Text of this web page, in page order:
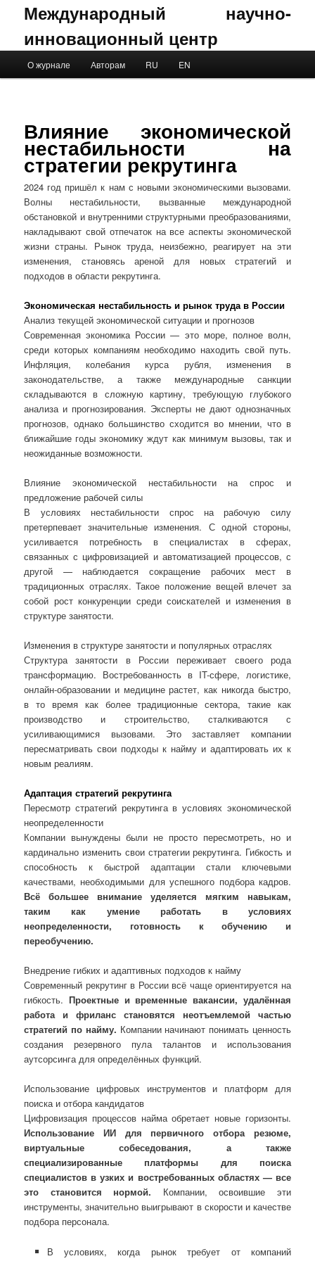
Международный научно-
инновационный центр
Skip to primary content
Skip to secondary content
О журнале Авторам RU EN
Влияние экономической
нестабильности на
стратегии рекрутинга
2024 год пришёл к нам с новыми экономическими вызовами.
Волны нестабильности, вызванные международной
обстановкой и внутренними структурными преобразованиями,
накладывают свой отпечаток на все аспекты экономической
жизни страны. Рынок труда, неизбежно, реагирует на эти
изменения, становясь ареной для новых стратегий и
подходов в области рекрутинга.
Экономическая нестабильность и рынок труда в России
Анализ текущей экономической ситуации и прогнозов
Современная экономика России — это море, полное волн,
среди которых компаниям необходимо находить свой путь.
Инфляция, колебания курса рубля, изменения в
законодательстве, а также международные санкции
складываются в сложную картину, требующую глубокого
анализа и прогнозирования. Эксперты не дают однозначных
прогнозов, однако большинство сходится во мнении, что в
ближайшие годы экономику ждут как минимум вызовы, так и
неожиданные возможности.
Влияние экономической нестабильности на спрос и
предложение рабочей силы
В условиях нестабильности спрос на рабочую силу
претерпевает значительные изменения. С одной стороны,
усиливается потребность в специалистах в сферах,
связанных с цифровизацией и автоматизацией процессов, с
другой — наблюдается сокращение рабочих мест в
традиционных отраслях. Такое положение вещей влечет за
собой рост конкуренции среди соискателей и изменения в
структуре занятости.
Изменения в структуре занятости и популярных отраслях
Структура занятости в России переживает своего рода
трансформацию. Востребованность в IT-сфере, логистике,
онлайн-образовании и медицине растет, как никогда быстро,
в то время как более традиционные сектора, такие как
производство и строительство, сталкиваются с
усиливающимися вызовами. Это заставляет компании
пересматривать свои подходы к найму и адаптировать их к
новым реалиям.
Адаптация стратегий рекрутинга
Пересмотр стратегий рекрутинга в условиях экономической
неопределенности
Компании вынуждены были не просто пересмотреть, но и
кардинально изменить свои стратегии рекрутинга. Гибкость и
способность к быстрой адаптации стали ключевыми
качествами, необходимыми для успешного подбора кадров.
Всё большее внимание уделяется мягким навыкам,
таким как умение работать в условиях
неопределенности, готовность к обучению и
переобучению.
Внедрение гибких и адаптивных подходов к найму
Современный рекрутинг в России всё чаще ориентируется на
гибкость. Проектные и временные вакансии, удалённая
работа и фриланс становятся неотъемлемой частью
стратегий по найму. Компании начинают понимать ценность
создания резервного пула талантов и использования
аутсорсинга для определённых функций.
Использование цифровых инструментов и платформ для
поиска и отбора кандидатов
Цифровизация процессов найма обретает новые горизонты.
Использование ИИ для первичного отбора резюме,
виртуальные собеседования, а также
специализированные платформы для поиска
специалистов в узких и востребованных областях — все
это становится нормой. Компании, освоившие эти
инструменты, значительно выигрывают в скорости и качестве
подбора персонала.
В условиях, когда рынок требует от компаний